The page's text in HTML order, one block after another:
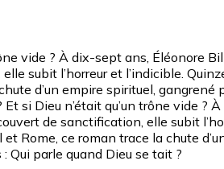
vide ? À dix-sept ans, Éléonore
subit l’horreur et l’indicible.
d’un empire spirituel,
Et si Dieu n’était qu’un trône vide
de sanctification, elle subit
et Rome, ce roman trace la chute
Qui parle quand Dieu se tait ?